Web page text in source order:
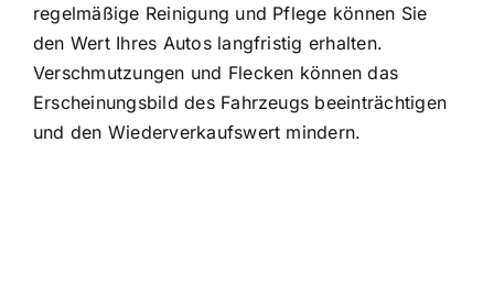
regelmäßige Reinigung und Pflege können Sie
den Wert Ihres Autos langfristig erhalten.
Verschmutzungen und Flecken können das
Erscheinungsbild des Fahrzeugs beeinträchtigen
und den Wiederverkaufswert mindern.